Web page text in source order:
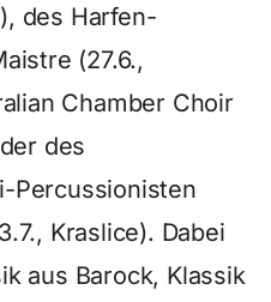
des Harfen-
(27.6.,
Chamber Choir
des
Percussionisten
Kraslice). Dabei
aus Barock, Klassik